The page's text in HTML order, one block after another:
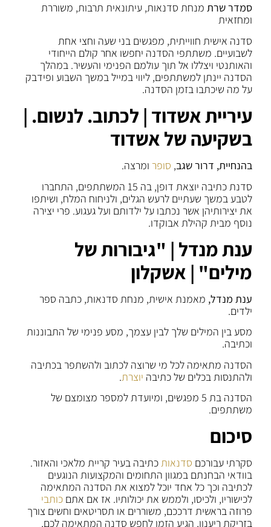
סמדר שרת מנחת סדנאות, עיתונאית תרבות, משוררת
ומחזאית
סדנה אישית חווייתית, מפגשים בני שעה וחצי אחת
לשבועיים. משתתפי הסדנה יחפשו אחר קולם הייחודי
והאותנטי ויצללו אל תוך עולמם הפנימי והעשיר. במהלך
הסדנה יינתן למשתתפים, ליווי במייל במשך השבוע ופידבק
על מה שיכתבו בזמן הסדנה.
עיריית אשדוד | לכתוב. לנשום. |
בשקיעה של אשדוד
בהנחיית, דרור שגב, סופר ומרצה.
סדנת כתיבה יוצאת דופן, בה 15 המשתתפים, התחברו
לטבע במשך שעתיים לרעש הגלים, ולניחוח המלח, ושיתפו
את יצירותיהן אשר נכתבו על ילדותם ועל געגוע. פרי יצירה
נוסף מבית קהילת אבוקדו.
ענת מנדל | "גיבורות של
מילים" | אשקלון
ענת מנדל, מאמנת אישית, מנחת סדנאות, כתבה ספר
ילדים.
מסע בין המילים שלך לבין עצמך, מסע פנימי של התבוננות
וכתיבה.
הסדנה מתאימה לכל מי שרוצה לכתוב ולהשתפר בכתיבה
ולהתנסות בכלים של כתיבה יוצרת.
הסדנה בת 5 מפגשים, ומיועדת למספר מצומצם של
משתתפים.
סיכום
סקרתי עבורכם סדנאותכתיבה בעיר קריית מלאכי והאזור.
בוודאי הבחנתם במגוון התחומים והמקצועות הנוגעים
לכתיבה וכך כל אחד יוכל למצוא את הסדנה המתאימה
לכישוריו, ולכיסו, ולממש את יכולותיו. אז אם אתםכותבי
פרוזה בראשית דרככם, משוררים או תסריטאים וחשים צורך
בזריקת ריענון, הגיע הזמן לחפש סדנה המתאימה לכם,